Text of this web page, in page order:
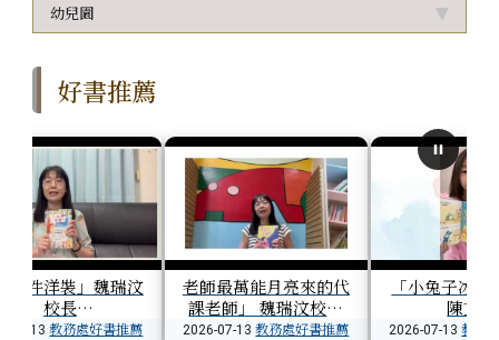
幼兒園
好書推薦
百件洋裝」魏瑞汶
校長
07-13 教務處好書推薦
老師最萬能月亮來的代
課老師」 魏瑞汶校長
2026-07-13 教務處好書推薦
「小兔子冰
陳芷騏
2026-07-13 教務